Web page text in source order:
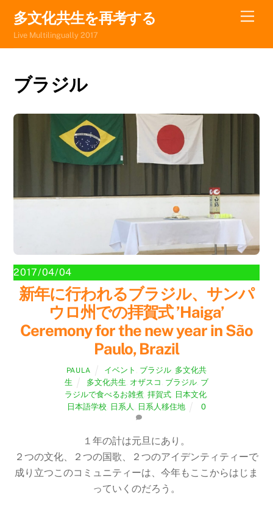
content
多文化共生を再考する
Live Multilingually 2017
ブラジル
2017/04/04
新年に行われるブラジル、サンパ
ウロ州での拝賀式 ’Haiga’
Ceremony for the new year in São
Paulo, Brazil
PAULA イベント ブラジル 多文化共
生
多文化共生 オザスコ ブラジル, ブ
ラジルで食べるお雑煮 拝賀式 日本文化
日本語学校
日系人 日系人移住地 0
１年の計は元旦にあり。
２つの文化、２つの国歌、２つのアイデンティティーで
成り立つこのコミュニティーは、今年もここからはじま
っていくのだろう。